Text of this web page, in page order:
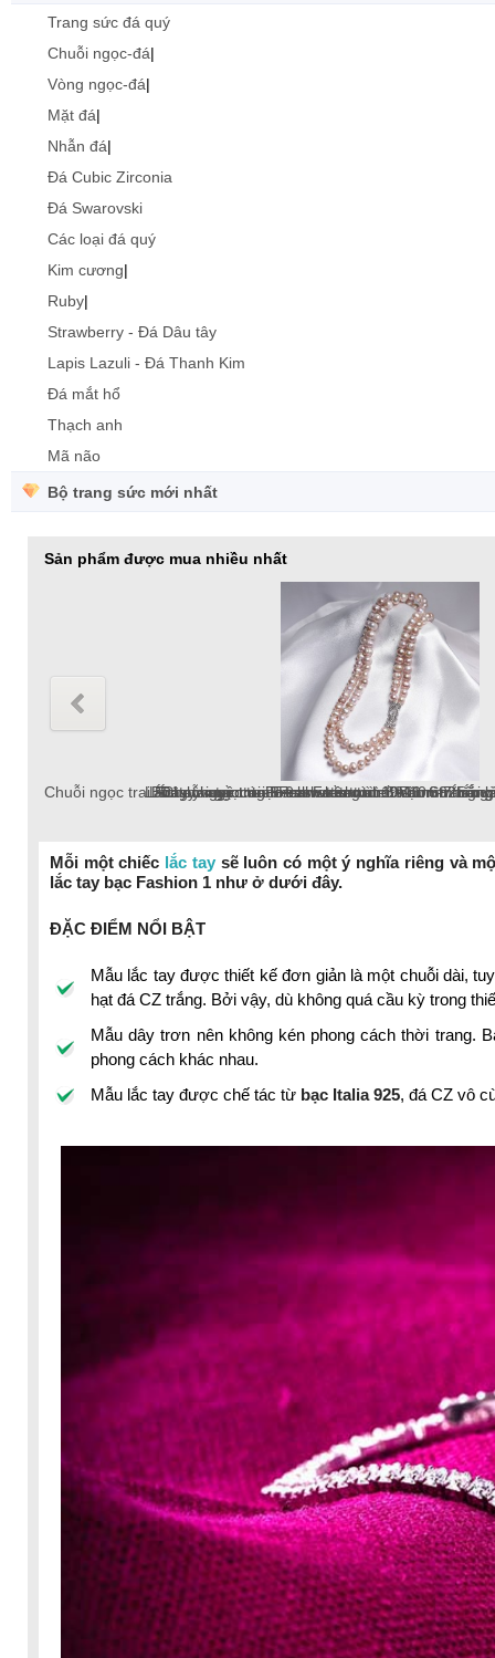
Trang sức đá quý
Chuỗi ngọc-đá|
Vòng ngọc-đá|
Mặt đá|
Nhẫn đá|
Đá Cubic Zirconia
Đá Swarovski
Các loại đá quý
Kim cương|
Ruby|
Strawberry - Đá Dâu tây
Lapis Lazuli - Đá Thanh Kim
Đá mắt hổ
Thạch anh
Mã não
Bộ trang sức mới nhất
Sản phẩm được mua nhiều nhất
Bông tai ngọc trai Freshwater tròn 9-10mm
Lắc tay ngọc trai Freshwater tròn 10-11mm trắng
Lắc tay ngọc trai Freshwater tròn 6-7mm trắng
Dây chuyền ngọc trai Freshwater tròn 6-7mm
Chuỗi ngọc trai Freshwater tròn 9-10 mm
Chuỗi ngọc trai Freshwater tròn 8-9mm hồng chốt bạc S925 xi
Mỗi một chiếc lắc taysẽ luôn có một ý nghĩa riêng và
lắc tay bạc Fashion 1 như ở dưới đây.
ĐẶC ĐIỂM NỔI BẬT
Mẫu lắc tay được thiết kế đơn giản là một chuỗi dài,
hạt đá CZ trắng. Bởi vậy, dù không quá cầu kỳ trong
Mẫu dây trơn nên không kén phong cách thời trang.
phong cách khác nhau.
Mẫu lắc tay được chế tác từ bạc Italia 925, đá CZ vô